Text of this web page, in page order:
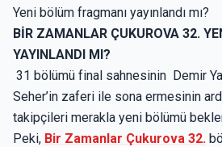
Yeni bölüm fragmanı yayınlandı mı?
BİR ZAMANLAR ÇUKUROVA 32.
YAYINLANDI MI?
31 bölümü final sahnesinin Demir
Seher’in zaferi ile sona ermesinin
takipçileri merakla yeni bölümü
Peki, Bir Zamanlar Çukurova 32.